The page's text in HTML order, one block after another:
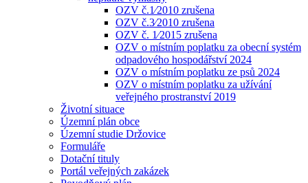
OZV č.1⁄2010 zrušena
OZV č.3⁄2010 zrušena
OZV č. 1⁄2015 zrušena
OZV o místním poplatku za obecní systém
odpadového hospodářství 2024
OZV o místním poplatku ze psů 2024
OZV o místním poplatku za užívání
veřejného prostranství 2019
Životní situace
Územní plán obce
Územní studie Držovice
Formuláře
Dotační tituly
Portál veřejných zakázek